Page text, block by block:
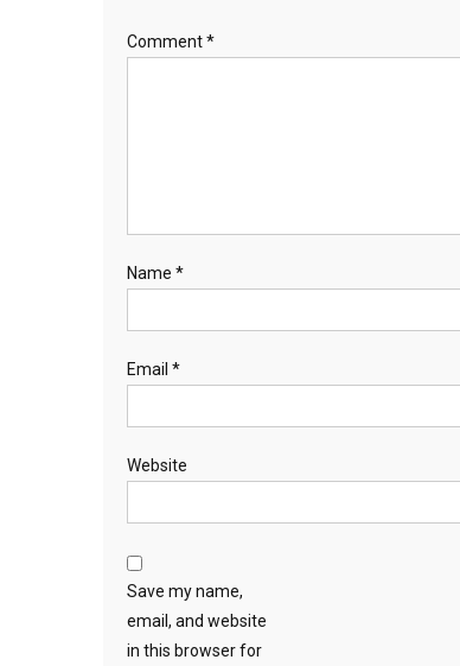
Comment*
Name *
Email *
Website
Save my name,
email, and website
in this browser for